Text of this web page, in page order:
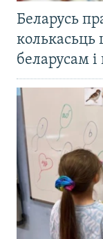
Беларусь
колькасьць
беларусам